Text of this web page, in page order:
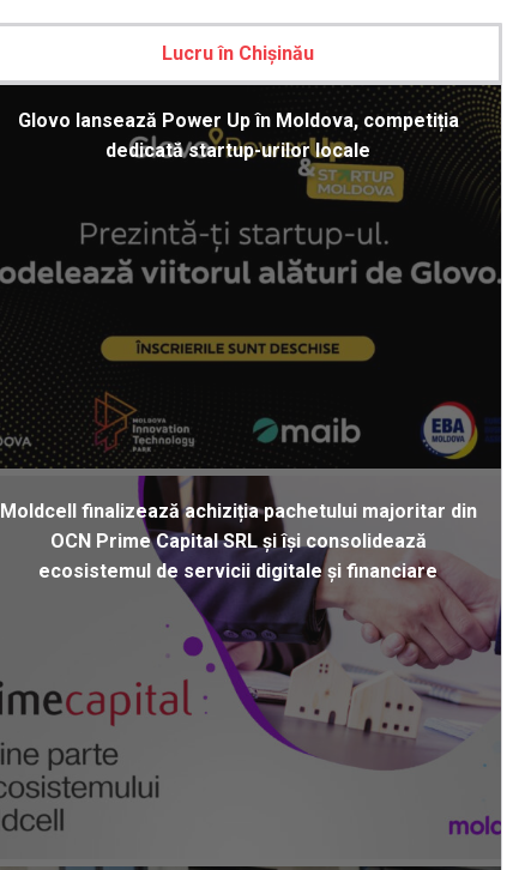
Lucru în Chișinău
Glovo lansează Power Up în Moldova, competiția
dedicată startup-urilor locale
Moldcell finalizează achiziția pachetului majoritar din
OCN Prime Capital SRL și își consolidează
ecosistemul de servicii digitale și financiare